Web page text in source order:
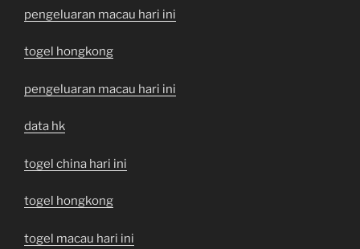
pengeluaran macau hari ini
togel hongkong
pengeluaran macau hari ini
data hk
togel china hari ini
togel hongkong
togel macau hari ini